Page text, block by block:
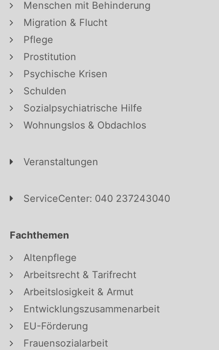
Menschen mit Behinderung
Migration & Flucht
Pflege
Prostitution
Psychische Krisen
Schulden
Sozialpsychiatrische Hilfe
Wohnungslos & Obdachlos
Veranstaltungen
ServiceCenter: 040 237243040
Fachthemen
Altenpflege
Arbeitsrecht & Tarifrecht
Arbeitslosigkeit & Armut
Entwicklungszusammenarbeit
EU-Förderung
Frauensozialarbeit